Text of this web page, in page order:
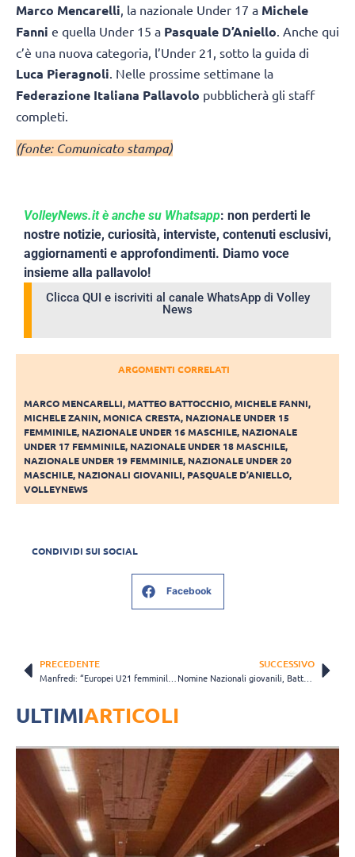
Marco Mencarelli , la nazionale Under 17 a Michele
Fanni e quella Under 15 a Pasquale D’Aniello . Anche qui
c’è una nuova categoria, l’Under 21, sotto la guida di
Luca Pieragnoli . Nelle prossime settimane la
Federazione Italiana Pallavolo pubblicherà gli staff
completi.
(fonte: Comunicato stampa)
VolleyNews.it è anche su Whatsapp: non perderti le
nostre notizie, curiosità, interviste, contenuti esclusivi,
aggiornamenti e approfondimenti. Diamo voce
insieme alla pallavolo!
Clicca QUI e iscriviti al canale WhatsApp di Volley
News
ARGOMENTI CORRELATI
MARCO MENCARELLI,MATTEO BATTOCCHIO,MICHELE FANNI,
MICHELE ZANIN,MONICA CRESTA, NAZIONALE UNDER 15
FEMMINILE, NAZIONALE UNDER 16 MASCHILE, NAZIONALE
UNDER 17 FEMMINILE, NAZIONALE UNDER 18 MASCHILE,
NAZIONALE UNDER 19 FEMMINILE, NAZIONALE UNDER 20
MASCHILE, NAZIONALI GIOVANILI, PASQUALE D’ANIELLO,
VOLLEYNEWS
CONDIVIDI SUI SOCIAL
Facebook
PRECEDENTE SUCCESSIVO
Nomine Nazionali giovanili, Battocchio: “Contento ed emozionato, un grande onore e onere”
ULTIMIARTICOLI